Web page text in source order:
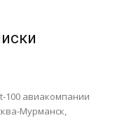
100 авиакомпании
Мурманск,